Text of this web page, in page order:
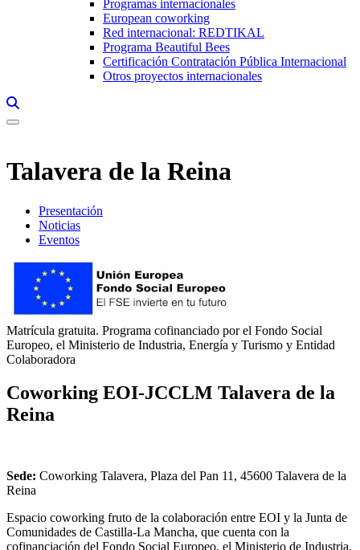
Programas internacionales
European coworking
Red internacional: REDTIKAL
Programa Beautiful Bees
Certificación Contratación Pública Internacional
Otros proyectos internacionales
Talavera de la Reina
Presentación
Noticias
Eventos
Matrícula gratuita. Programa cofinanciado por el Fondo Social
Europeo, el Ministerio de Industria, Energía y Turismo y Entidad
Colaboradora
Coworking EOI-JCCLM Talavera de la
Reina
Sede: Coworking Talavera, Plaza del Pan 11, 45600 Talavera de la
Reina
Espacio coworking fruto de la colaboración entre EOI y la Junta de
Comunidades de Castilla-La Mancha, que cuenta con la
cofinanciación del Fondo Social Europeo, el Ministerio de Industria,